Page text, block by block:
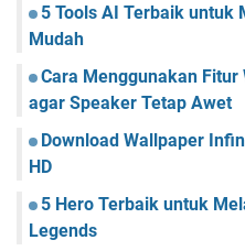
5 Tools AI Terbaik untuk
Mudah
Cara Menggunakan Fitur
agar Speaker Tetap Awet
Download Wallpaper
HD
5 Hero Terbaik untuk
Legends